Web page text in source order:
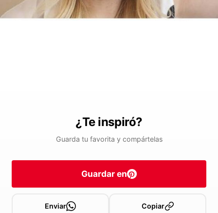
¿Te inspiró?
Guarda tu favorita y compártelas
Guardar en
Enviar Copiar